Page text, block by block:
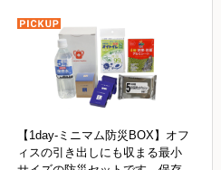
【1day-ミニマム防災BOX】オフ
ィスの引き出しにも収まる最小